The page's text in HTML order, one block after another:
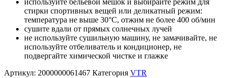
используйте бельевой мешок и выбирайте режим для
стирки спортивных вещей или деликатный режим:
температура не выше 30°С, отжим не более 400 об/мин
сушите вдали от прямых солнечных лучей
не используйте сушильную машину, не замачивайте, не
используйте отбеливатель и кондиционер, не
подвергайте химической чистке и глажке
Артикул: 2000000061467 Категория VTR